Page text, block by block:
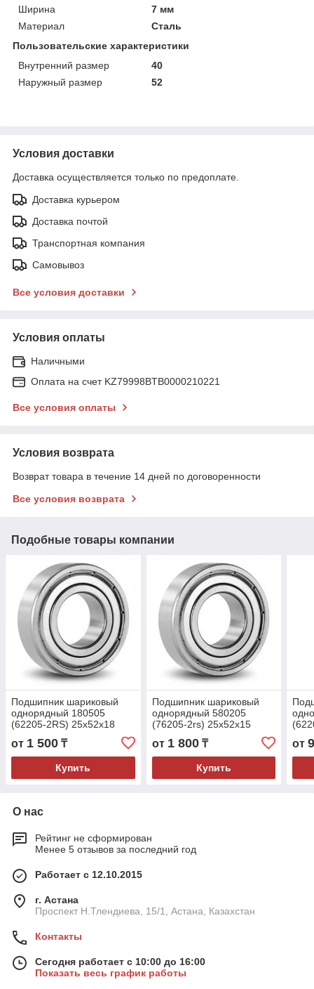
Ширина
7 мм
Материал
Сталь
Пользовательские характеристики
Внутренний размер
40
Наружный размер
52
Условия доставки
Доставка осуществляется только по предоплате.
Доставка курьером
Доставка почтой
Транспортная компания
Самовывоз
Все условия доставки
Условия оплаты
Наличными
Оплата на счет KZ79998BTB0000210221
Все условия оплаты
Условия возврата
Возврат товара в течение 14 дней по договоренности
Все условия возврата
Подобные товары компании
Подшипник шариковый
однорядный 180505
(62205-2RS) 25x52x18
от 1 500 ₸
Купить
Подшипник шариковый
однорядный 580205
(76205-2rs) 25x52x15
от 1 800₸
Купить
от
О нас
Рейтинг не сформирован
Менее 5 отзывов за последний год
Работает с 12.10.2015
г. Астана
Проспект Н.Тлендиева, 15/1, Астана, Казахстан
Контакты
Сегодня работает с 10:00 до 16:00
Показать весь график работы